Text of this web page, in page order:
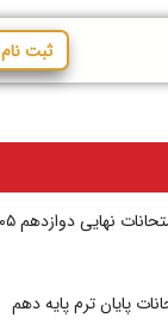
ثبت نام ۱۴۰۶-۱۴۰۵
نهایی دوازدهم ۱۴۰۵
پایان ترم پایه دهم